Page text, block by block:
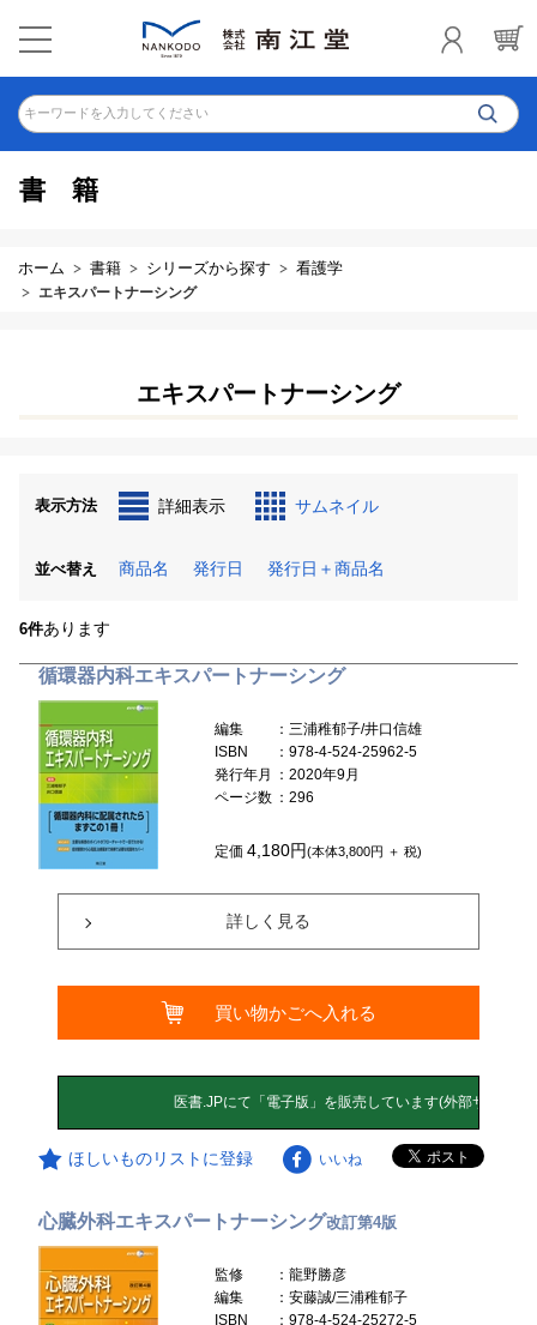
キーワードを入力してください
書籍
ホーム 書籍 シリーズから探す 看護学
エキスパートナーシング
エキスパートナーシング
表示方法 詳細表示 サムネイル
並べ替え 商品名 発行日 発行日＋商品名
6件あります
循環器内科エキスパートナーシング
編集
：三浦稚郁子/井口信雄
ISBN
：978-4-524-25962-5
発行年月
：2020年9月
ページ数 ：296
定価4,180円(本体3,800円 ＋ 税)
詳しく見る
買い物かごへ入れる
ほしいものリストに登録 いいね
心臓外科エキスパートナーシング改訂第4版
監修
：龍野勝彦
編集
：安藤誠/三浦稚郁子
ISBN
：978-4-524-25272-5